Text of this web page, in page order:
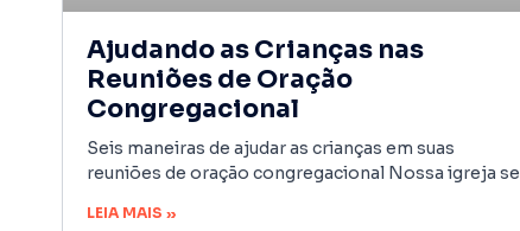
Ajudando as Crianças nas
Reuniões de Oração
Congregacional
Seis maneiras de ajudar as crianças em suas
reuniões de oração congregacional Nossa igreja se
LEIA MAIS »